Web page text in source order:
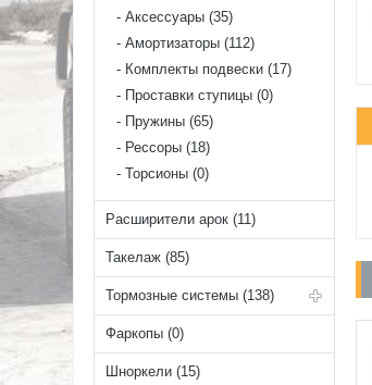
Аксессуары (35)
Амортизаторы (112)
Комплекты подвески (17)
Проставки ступицы (0)
Пружины (65)
Рессоры (18)
Торсионы (0)
Расширители арок (11)
Такелаж (85)
Тормозные системы (138)
Фаркопы (0)
Шноркели (15)